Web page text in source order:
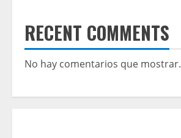
RECENT COMMENTS
No hay comentarios que mostrar.